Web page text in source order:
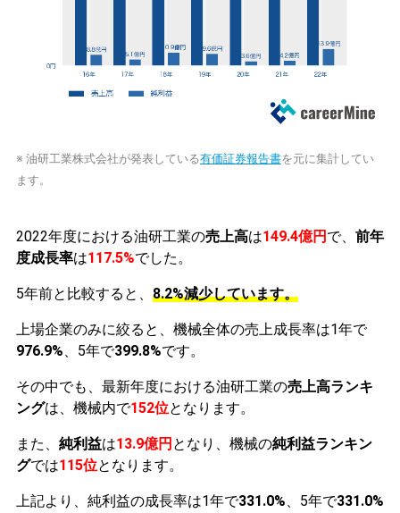
※ 油研工業株式会社が発表している有価証券報告書を元に集計してい
ます。
2022年度における油研工業の売上高は149.4億円 で、 前年
度成長率は117.5%でした。
5年前と比較すると、 8.2%減少しています。
上場企業のみに絞ると、機械全体の売上成長率は1年で
976.9%、5年で399.8%です。
その中でも、最新年度における油研工業の売上高ランキ
ングは、機械内で152位となります。
また、 純利益は13.9億円 となり、機械の純利益ランキン
グでは115位となります。
上記より、純利益の成長率は1年で331.0%、5年で331.0%